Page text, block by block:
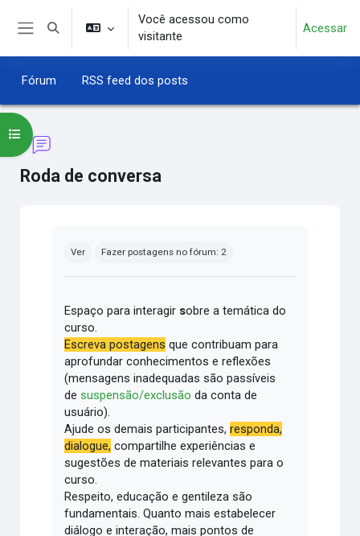
Ir para o conteúdo principal
Alternar entrada de pesquisa
Você acessou como
visitante
Acessar
Fórum RSS feed dos posts
Roda de conversa
Abrir índice do curso
Ver Fazer postagens no fórum: 2
Espaço para interagir sobre a temática do
curso.
Escreva postagens que contribuam para
aprofundar conhecimentos e reflexões
(mensagens inadequadas são passíveis
desuspensão/exclusão da conta de
usuário).
Ajude os demais participantes,responda,
dialogue, compartilhe experiências e
sugestões de materiais relevantes para o
curso.
Respeito, educação e gentileza são
fundamentais.Quanto mais estabelecer
diálogo e interação, mais pontos de